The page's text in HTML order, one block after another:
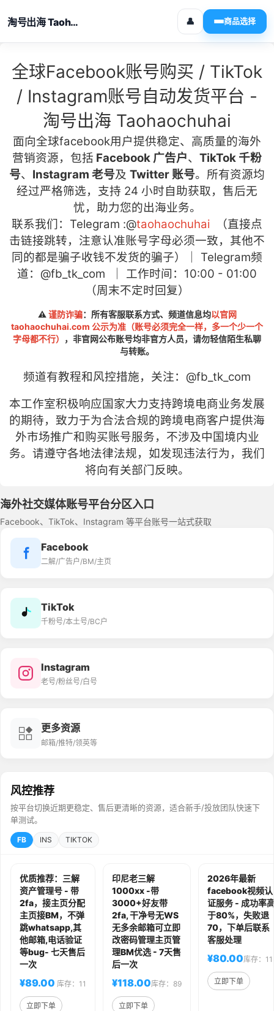
淘号出海 Taohaochuhai 👤 商品选择
全球Facebook账号购买 / TikTok
/ Instagram账号自动发货平台 -
淘号出海 Taohaochuhai
面向全球facebook用户提供稳定、高质量的海外
营销资源，包括 Facebook 广告户、 TikTok 千粉
号、 Instagram 老号及 Twitter 账号。所有资源均
经过严格筛选，支持 24 小时自助获取，售后无
忧，助力您的出海业务。
联系我们：Telegram :@taohaochuhai
（直接点
击链接跳转，注意认准账号字母必须一致，其他不
同的都是骗子收钱不发货的骗子）｜ Telegram频
道： @fb_tk_com ｜ 工作时间：10:00 - 01:00
（周末不定时回复）
⚠️ 谨防诈骗：所有客服联系方式、频道信息均以官网
taohaochuhai.com 公示为准（账号必须完全一样，多一个少一个
字母都不行）
，非官网公布账号均非官方人员，请勿轻信陌生私聊
与转账。
频道有教程和风控措施，关注： @fb _tk_com
本工作室积极响应国家大力支持跨境电商业务发展
的期待，致力于为合法合规的跨境电商客户提供海
外市场推广和购买账号服务，不涉及中国境内业
务。请遵守各地法律法规，如发现违法行为，我们
将向有关部门反映。
海外社交媒体账号平台分区入口
Facebook、TikTok、Instagram 等平台账号一站式获取
Facebook
二解/广告户/BM/主页
TikTok
千粉号/本土号/BC户
Instagram
老号/粉丝号/白号
更多资源
邮箱/推特/领英等
风控推荐
按平台切换近期更稳定、售后更清晰的资源，适合新手/投放团队快速下
单测试。
FB INS TIKTOK
优质推荐：三解
资产管理号 - 带
2fa，接主页分配
主页接BM，不弹
跳whatsapp,其
他邮箱,电话验证
等bug- 七天售后
一次
¥89.00 库存：11
立即下单
印尼老三解
1000xx -带
3000+好友带
2fa, 干净号无WS
无多余邮箱可立即
改密码管理主页管
理BM优选 - 7天售
后一次
¥118.00库存：89
立即下单
2026年最新
facebook视频认
证服务 - 成功率
于80%，失败退
70，下单后联系
客服处理
¥80.00库存：
立即下单